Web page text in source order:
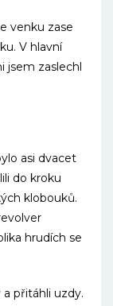
venku zase
V hlavní
jsem zaslechl
asi dvacet
do kroku
klobouků.
hrudích se
přitáhli uzdy.